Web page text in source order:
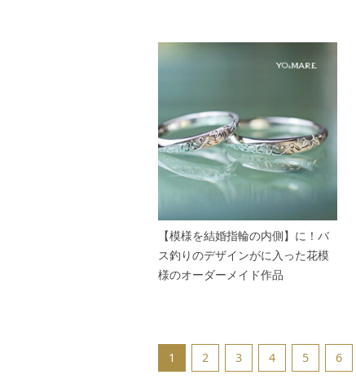
【模様を結婚指輪の内側】に！バ
ス釣りのデザインがに入った花模
様のオーダーメイド作品
1 2 3 4 5 6